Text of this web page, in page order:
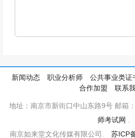
新闻动态 职业分析师 公共事业类证
合作加盟
联系
地址：南京市新街口中山东路9号 邮箱
师考试网
南京如来堂文化传媒有限公司. 苏ICP